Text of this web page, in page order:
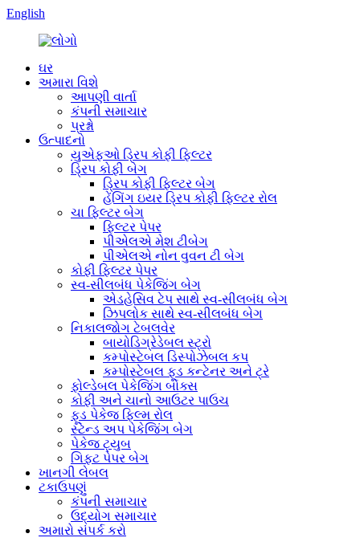
English
ઘર
અમારા વિશે
આપણી વાર્તા
કંપની સમાચાર
પ્રશ્નો
ઉત્પાદનો
યુએફઓ ડ્રિપ કોફી ફિલ્ટર
ડ્રિપ કોફી બેગ
ડ્રિપ કોફી ફિલ્ટર બેગ
હેંગિંગ ઇયર ડ્રિપ કોફી ફિલ્ટર રોલ
ચા ફિલ્ટર બેગ
ફિલ્ટર પેપર
પીએલએ મેશ ટીબેગ
પીએલએ નોન વુવન ટી બેગ
કોફી ફિલ્ટર પેપર
સ્વ-સીલબંધ પેકેજિંગ બેગ
એડહેસિવ ટેપ સાથે સ્વ-સીલબંધ બેગ
ઝિપલોક સાથે સ્વ-સીલબંધ બેગ
નિકાલજોગ ટેબલવેર
બાયોડિગ્રેડેબલ સ્ટ્રો
કમ્પોસ્ટેબલ ડિસ્પોઝેબલ કપ
કમ્પોસ્ટેબલ ફૂડ કન્ટેનર અને ટ્રે
ફોલ્ડેબલ પેકેજિંગ બોક્સ
કોફી અને ચાનો આઉટર પાઉચ
ફૂડ પેકેજ ફિલ્મ રોલ
સ્ટેન્ડ અપ પેકેજિંગ બેગ
પેકેજ ટ્યુબ
ગિફ્ટ પેપર બેગ
ખાનગી લેબલ
ટકાઉપણું
કંપની સમાચાર
ઉદ્યોગ સમાચાર
અમારો સંપર્ક કરો